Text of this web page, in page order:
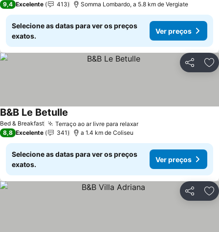
9,4 Excelente 413 Somma Lombardo, a 5.8 km de Vergiate
Selecione as datas para ver os preços
exatos.
Ver preços
Partilhar
Bed & Breakfast Terraço ao ar livre para relaxarVer preços
B&B Le Betulle
8,8 Excelente 341 a 1.4 km de Coliseu
Selecione as datas para ver os preços
exatos.
Ver preços
Partilhar